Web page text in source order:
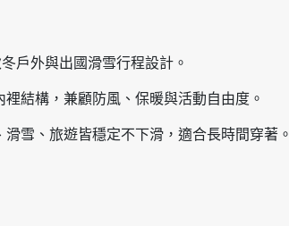
戶外與出國滑雪行程設計。
結構，兼顧防風、保暖與活動自由度。
雪、旅遊皆穩定不下滑，適合長時間穿著。